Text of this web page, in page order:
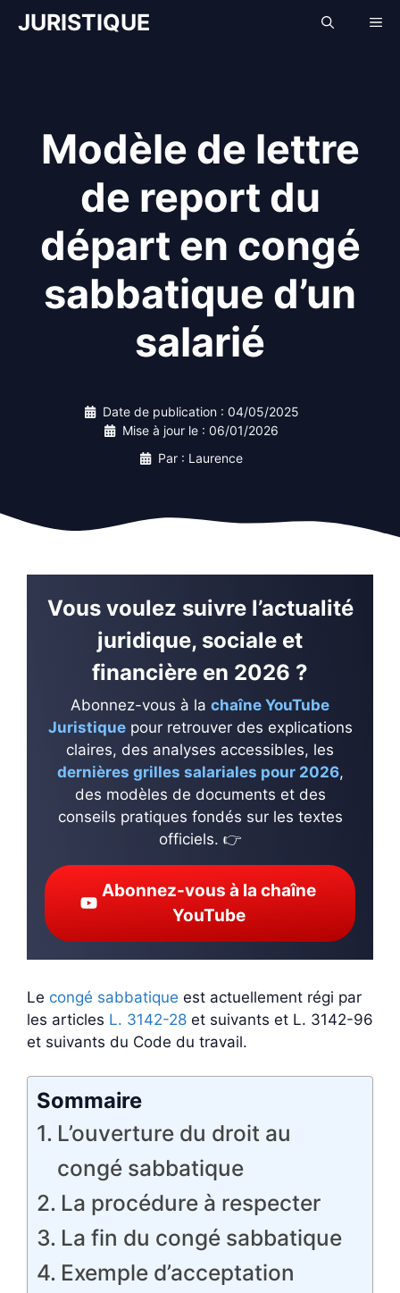
AllerJURISTIQUE
Modèle de lettre
de report du
départ en congé
sabbatique d’un
salarié
Date de publication : 04/05/2025
Mise à jour le : 06/01/2026
Par : Laurence
Vous voulez suivre l’actualité
juridique, sociale et
financière en 2026 ?
Abonnez-vous à la chaîne YouTube
Juristiquepour retrouver des explications
claires, des analyses accessibles, les
dernières grilles salariales pour 2026,
des modèles de documents et des
conseils pratiques fondés sur les textes
officiels. 👉
Abonnez-vous à la chaîne
YouTube
Le congé sabbatique est actuellement régi par
les articles L. 3142-28 et suivants et L. 3142-96
et suivants du Code du travail.
Sommaire
L’ouverture du droit au
congé sabbatique
La procédure à respecter
La fin du congé sabbatique
Exemple d’acceptation